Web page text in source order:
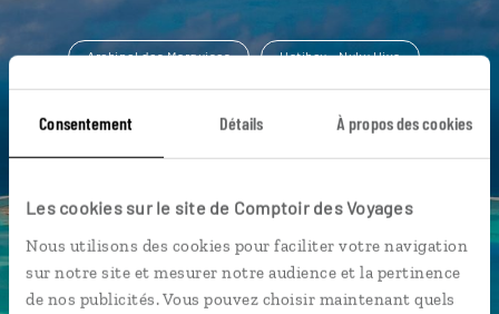
Consentement Détails À propos des cookies
Les cookies sur le site de Comptoir des Voyages
Nous utilisons des cookies pour faciliter votre navigation
sur notre site et mesurer notre audience et la pertinence
de nos publicités. Vous pouvez choisir maintenant quels
Archipel des Marquises Hatiheu - Nuku Hiva